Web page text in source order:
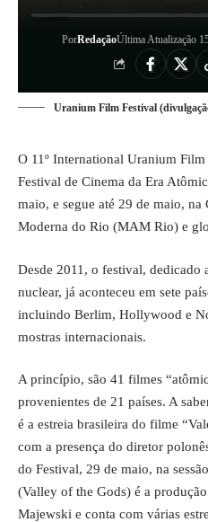
PorRedaçãoÚltima Atualização
Uranium Film Festival
O 11º International Uranium
Festival de Cinema da Era
maio, e segue até 29 de maio,
Moderna do Rio (MAM Rio) e
Desde 2011, o festival, dedicado
nuclear, já aconteceu em sete
incluindo Berlim, Hollywood e
mostras internacionais.
A princípio, são 41 filmes
provenientes de 21 países. A
é a estreia brasileira do filme
com a presença do diretor
do Festival, 29 de maio, na
(Valley of the Gods) é a
Majewski e conta com várias